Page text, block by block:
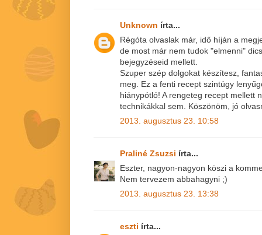
Unknown írta...
Régóta olvaslak már, idő híján a
de most már nem tudok "elmenni"
bejegyzéseid mellett.
Szuper szép dolgokat készítesz,
meg. Ez a fenti recept szintúgy
hiánypótló! A rengeteg recept mellett
technikákkal sem. Köszönöm, jó
2013. augusztus 23. 10:58
Praliné Zsuzsi írta...
Eszter, nagyon-nagyon köszi a
Nem tervezem abbahagyni ;)
2013. augusztus 23. 13:38
eszti írta...